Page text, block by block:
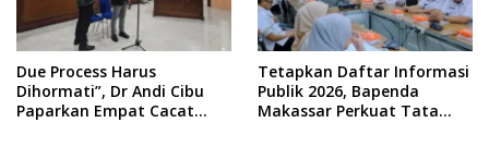
Due Process Harus
Dihormati”, Dr Andi Cibu
Paparkan Empat Cacat
Tetapkan Daftar Informasi
Publik 2026, Bapenda
Makassar Perkuat Tata